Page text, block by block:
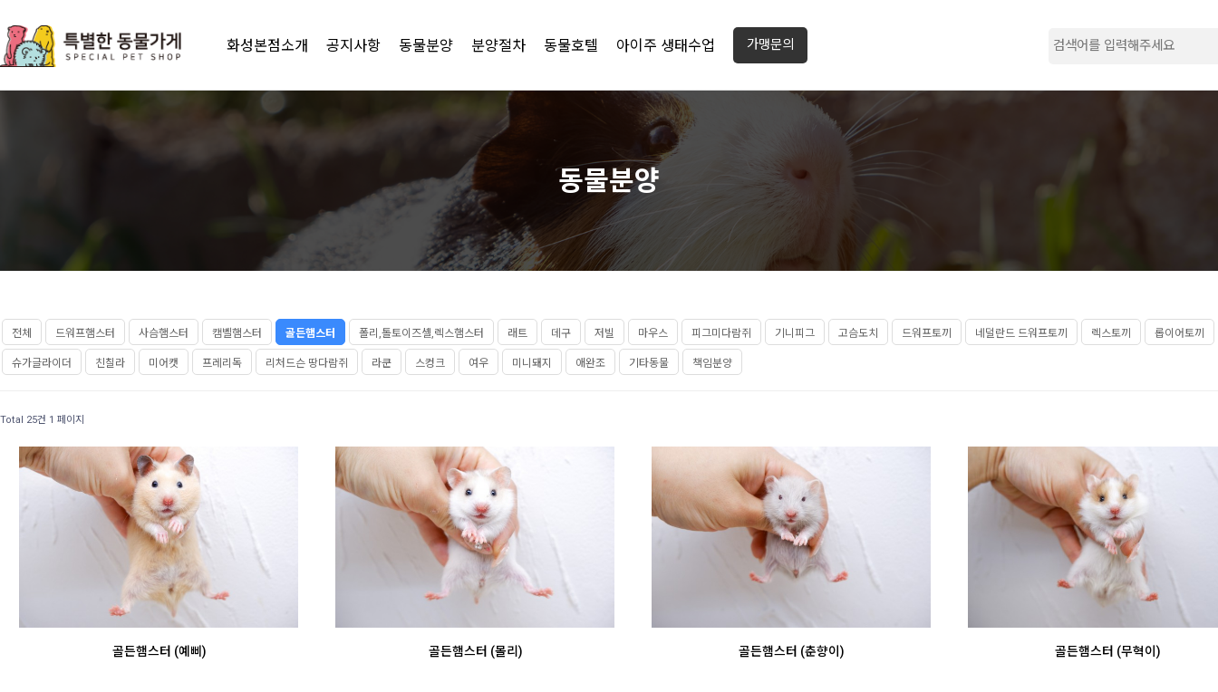
화성본점소개 공지사항 동물분양 분양절차 동물호텔 아이주 생태수업 가맹문의
동물분양
전체 드워프햄스터 사슴햄스터 캠벨햄스터 골든햄스터 폴리,톨토이즈셸,렉스햄스터 래트 데구 저빌 마우스 피그미다람쥐 기니피그 고슴도치 드워프토끼 네덜란드 드워프토끼 렉스토끼 롭이어토끼
슈가글라이더 친칠라 미어캣 프레리독 리처드슨 땅다람쥐 라쿤 스컹크 여우 미니돼지 애완조 기타동물 책임분양
Total 25건 1 페이지
골든햄스터 (예삐) 골든햄스터 (몰리) 골든햄스터 (춘향이) 골든햄스터 (무혁이)